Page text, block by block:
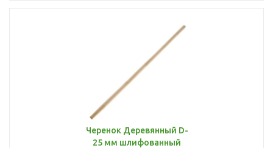
Черенок Деревянный D-
25 мм шлифованный